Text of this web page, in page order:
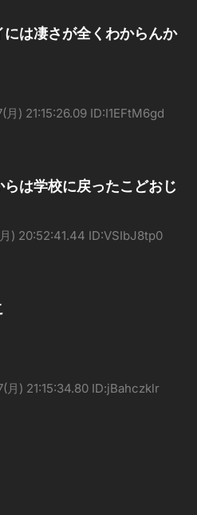
は凄さが全くわからんか
) 21:15:26.09 ID:I1EFtM6gd
は学校に戻ったこどおじ
) 20:52:41.44 ID:VSIbJ8tp0
月) 21:15:34.80 ID:jBahczklr